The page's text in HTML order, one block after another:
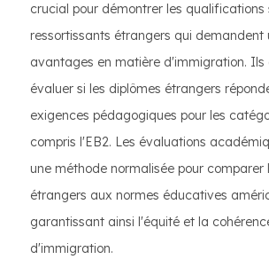
crucial pour démontrer les qualifications
ressortissants étrangers qui demandent
avantages en matière d'immigration. Ils
évaluer si les diplômes étrangers
exigences pédagogiques pour les
compris l'EB2. Les évaluations
une méthode normalisée pour comparer
étrangers aux normes éducatives
garantissant ainsi l'équité et la
d'immigration.